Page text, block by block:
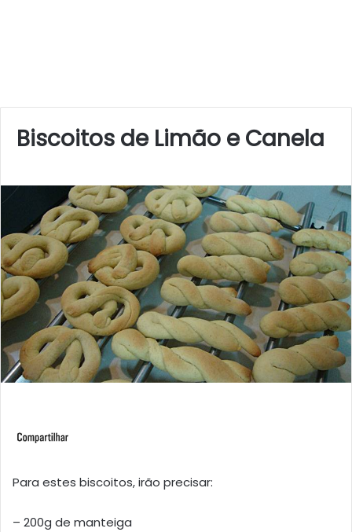
Biscoitos de Limão e Canela
Para estes biscoitos, irão precisar:
– 200g de manteiga